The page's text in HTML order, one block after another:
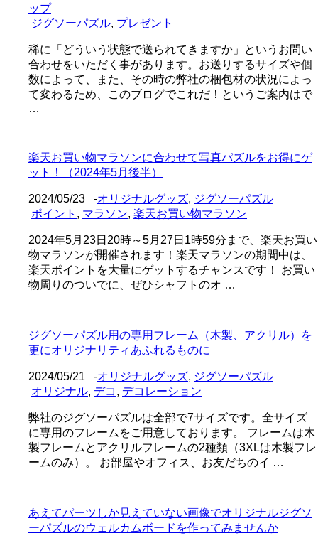
ップ
ジグソーパズル, プレゼント
稀に「どういう状態で送られてきますか」というお問い
合わせをいただく事があります。お送りするサイズや個
数によって、また、その時の弊社の梱包材の状況によっ
て変わるため、このブログでこれだ！というご案内はで
…
楽天お買い物マラソンに合わせて写真パズルをお得にゲ
ット！（2024年5月後半）
2024/05/23 -オリジナルグッズ, ジグソーパズル
ポイント , マラソン, 楽天お買い物マラソン
2024年5月23日20時～5月27日1時59分まで、楽天お買い
物マラソンが開催されます！楽天マラソンの期間中は、
楽天ポイントを大量にゲットするチャンスです！ お買い
物周りのついでに、ぜひシャフトのオ …
ジグソーパズル用の専用フレーム（木製、アクリル）を
更にオリジナリティあふれるものに
2024/05/21 -オリジナルグッズ, ジグソーパズル
オリジナル, デコ , デコレーション
弊社のジグソーパズルは全部で7サイズです。全サイズ
に専用のフレームをご用意しております。 フレームは木
製フレームとアクリルフレームの2種類（3XLは木製フレ
ームのみ）。 お部屋やオフィス、お友だちのイ …
あえてパーツしか見えていない画像でオリジナルジグソ
ーパズルのウェルカムボードを作ってみませんか